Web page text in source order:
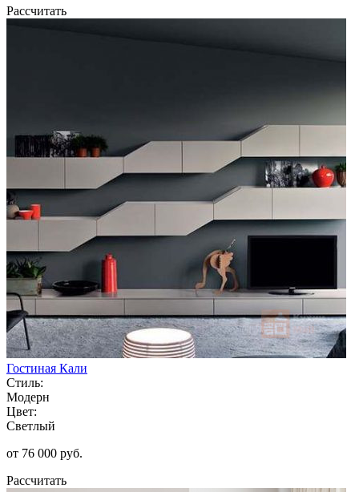
Рассчитать
Гостиная Кали
Стиль:
Модерн
Цвет:
Светлый
от 76 000 руб.
Рассчитать